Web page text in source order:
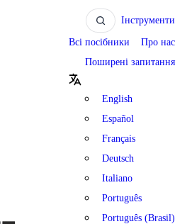
Інструменти
Всі посібники
Про нас
Поширені запитання
English
Español
Français
Deutsch
Italiano
Português
Português (Brasil)